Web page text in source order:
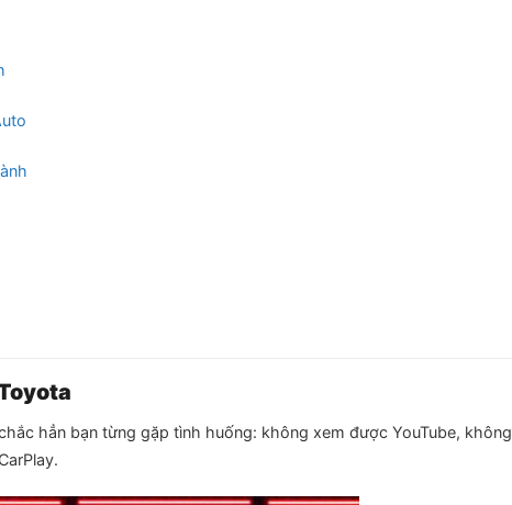
hẳn bạn từng gặp tình huống: không xem được YouTube, không